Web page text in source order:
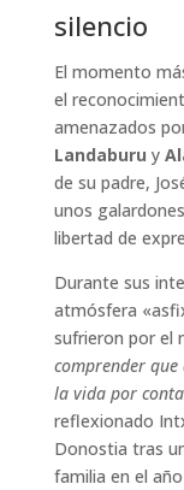
silencio
El momento
el
amenazados
Landaburu y
de su padre,
unos
libertad de
Durante sus
atmósfera
sufrieron por el
comprender
la vida por
reflexionado
Donostia tras
familia en el